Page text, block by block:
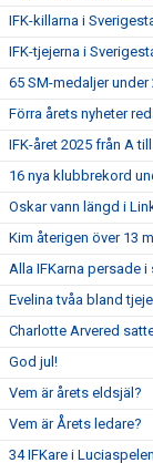
IFK-killarna i
IFK-tjejerna i
65 SM-medaljer under
Förra årets nyheter
IFK-året 2025 från A till
16 nya klubbrekord
Oskar vann längd i
Kim återigen över 13
Alla IFKarna persade i
Evelina tvåa bland
Charlotte Arvered
God jul!
Vem är årets eldsjäl?
Vem är Årets ledare?
34 IFKare i